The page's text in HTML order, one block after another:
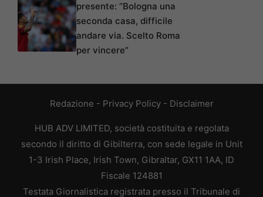
presente: “Bologna una
seconda casa, difficile
andare via. Scelto Roma
per vincere”
Redazione - Privacy Policy- Disclaimer
HUB ADV LIMITED, società costituita e regolata
secondo il diritto di Gibilterra, con sede legale in Unit
1-3 Irish Place, Irish Town, Gibraltar, GX11 1AA, ID
Fiscale 124881
Testata Giornalistica registrata presso il Tribunale di